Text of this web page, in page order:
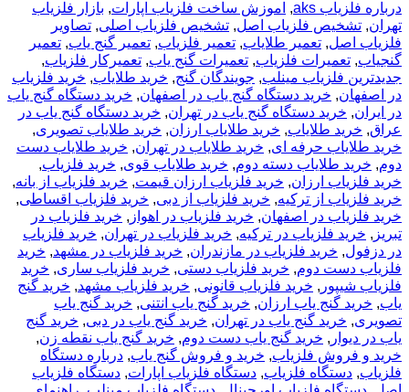
درباره فلزیاب aks , اموزش ساخت فلزیاب اپارات, بازار فلزیاب
تهران, تشخیص فلزیاب اصل, تشخیص فلزیاب اصلی, تصاویر
فلزیاب اصل, تعمیر طلایاب, تعمیر فلزیاب, تعمیر گنج یاب, تعمیر
گنجیاب, تعمیرات فلزیاب, تعمیرات گنج یاب, تعمیرکار فلزیاب,
جدیدترین فلزیاب مینلب, جویندگان گنج, خريد طلاياب, خريد فلزياب
در اصفهان, خرید دستگاه گنج یاب در اصفهان, خرید دستگاه گنج یاب
در ایران, خرید دستگاه گنج یاب در تهران, خرید دستگاه گنج یاب در
عراق, خرید طلایاب, خرید طلایاب ارزان, خرید طلایاب تصویری,
خرید طلایاب حرفه ای, خرید طلایاب در تهران, خرید طلایاب دست
دوم, خرید طلایاب دسته دوم, خرید طلایاب قوی, خرید فلزیاب,
خرید فلزیاب ارزان, خرید فلزیاب ارزان قیمت, خرید فلزیاب از بانه,
خرید فلزیاب از ترکیه, خرید فلزیاب از دبی, خرید فلزیاب اقساطی,
خرید فلزیاب در اصفهان, خرید فلزیاب در اهواز , خرید فلزیاب در
تبریز , خرید فلزیاب در ترکیه, خرید فلزیاب در تهران, خرید فلزیاب
در دزفول, خرید فلزیاب در مازندران, خرید فلزیاب در مشهد, خرید
فلزیاب دست دوم, خرید فلزیاب دستی, خرید فلزیاب ساری, خرید
فلزیاب شیپور , خرید فلزیاب قانونی, خرید فلزیاب مشهد, خرید گنج
یاب, خرید گنج یاب ارزان, خرید گنج یاب انتنی, خرید گنج یاب
تصویری, خرید گنج یاب در تهران, خرید گنج یاب در دبی, خرید گنج
یاب در دیوار , خرید گنج یاب دست دوم, خرید گنج یاب نقطه زن,
خرید و فروش فلزیاب, خرید و فروش گنج یاب, درباره دستگاه
فلزیاب, دستگاه فلزیاب, دستگاه فلزیاب اپارات, دستگاه فلزیاب